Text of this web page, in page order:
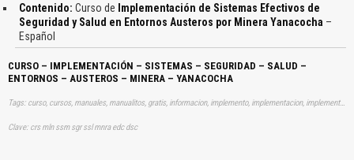
Contenido: Curso de Implementación de Sistemas Efectivos de
Seguridad y Salud en Entornos Austeros por Minera Yanacocha –
Español
CURSO – IMPLEMENTACIÓN – SISTEMAS – SEGURIDAD – SALUD –
ENTORNOS – AUSTEROS – MINERA – YANACOCHA
Tags: curso, cursos, manuales, manualitos, gratis, informacion, implemento, implementacion, implementando, seguro, mineria, minas, mina, aprender, descargas
Clave: crs mln ssm sgr ssl mnra edc dsc